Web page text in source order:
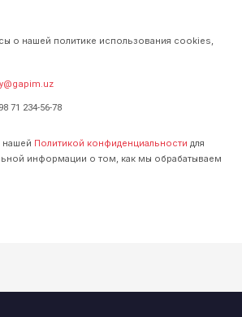
о нашей политике использования cookies,
71 234-56-78
нашей Политикой конфиденциальности для
информации о том, как мы обрабатываем